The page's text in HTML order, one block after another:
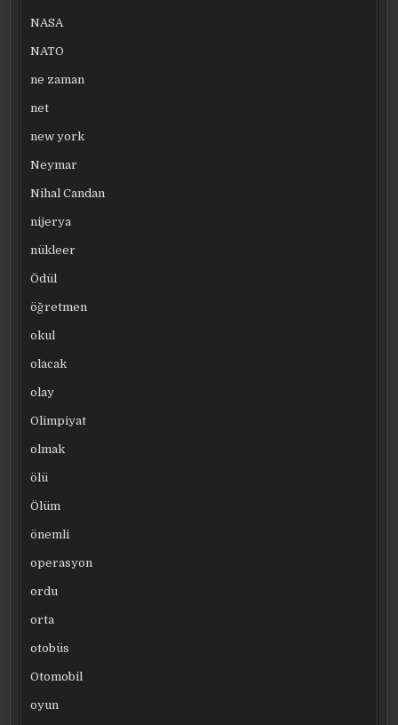
NASA
NATO
ne zaman
net
new york
Neymar
Nihal Candan
nijerya
nükleer
Ödül
öğretmen
okul
olacak
olay
Olimpiyat
olmak
ölü
Ölüm
önemli
operasyon
ordu
orta
otobüs
Otomobil
oyun